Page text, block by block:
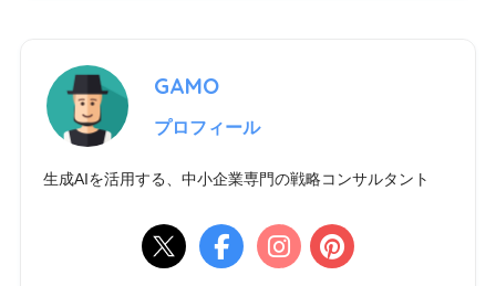
GAMO
プロフィール
生成AIを活用する、中小企業専門の戦略コンサルタント